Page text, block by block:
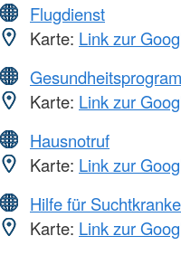
Flugdienst
Karte: Link zur
Karte: Link zur
Hausnotruf
Karte: Link zur
Hilfe für Suchtkranke
Karte: Link zur